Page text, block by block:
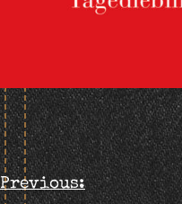
BEITRAGS-
Previous: